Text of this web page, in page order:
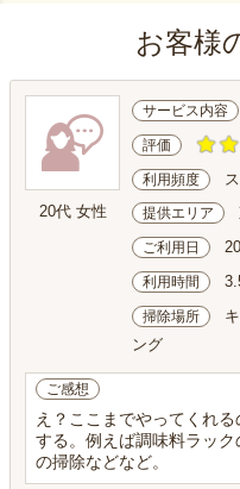
お客様
20代 女性
サービス内容
評価
利用頻度
提供エリア
ご利用日
利用時間
掃除場所
ング
ご感想
え？ここまでやってくれ
する。例えば調味料ラッ
の掃除などなど。